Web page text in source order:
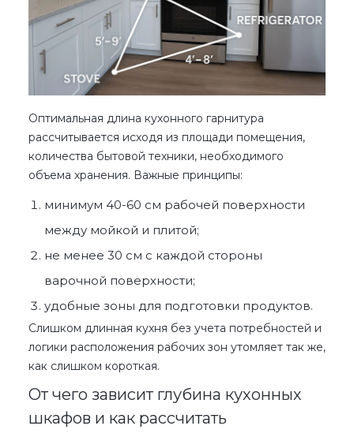
Оптимальная длина кухонного гарнитура
рассчитывается исходя из площади помещения,
количества бытовой техники, необходимого
объема хранения. Важные принципы:
минимум 40-60 см рабочей поверхности
между мойкой и плитой;
не менее 30 см с каждой стороны
варочной поверхности;
удобные зоны для подготовки продуктов.
Слишком длинная кухня без учета потребностей и
логики расположения рабочих зон утомляет так же,
как слишком короткая.
От чего зависит глубина кухонных
шкафов и как рассчитать